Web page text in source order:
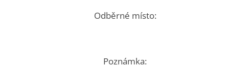
Odběrné místo:
Poznámka: